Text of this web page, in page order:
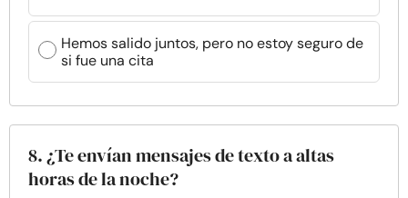
Hemos salido juntos, pero no estoy seguro de
si fue una cita
8. ¿Te envían mensajes de texto a altas
horas de la noche?